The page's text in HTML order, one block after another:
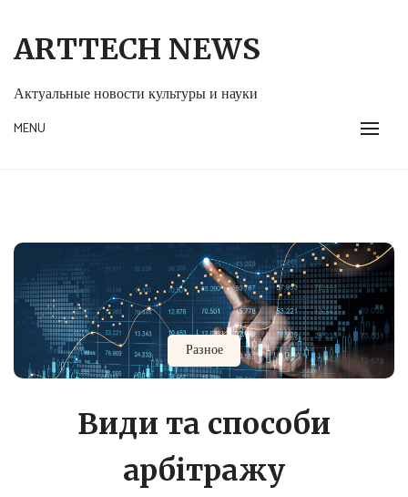
content
ARTTECH NEWS
Актуальные новости культуры и науки
MENU
Разное
Види та способи
арбітражу